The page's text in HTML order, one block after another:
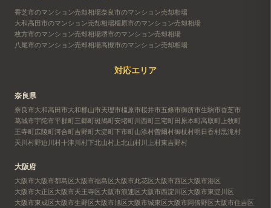
香芝市のマンション売却相場奈良市のマンション売却相場
大和高田市のマンション売却相場橿原市のマンション売却相場
枚方市のマンション売却相場堺市のマンション売却相場
八尾市のマンション売却相場高槻市のマンション売却相場
対応エリア
奈良県
奈良市大和高田市大和郡山市天理市橿原市桜井市五條市御所市生駒市香芝市
葛城市宇陀市平群町三郷町斑鳩町安堵町川西町三宅町田原本町高取町 上牧町
王寺町広陵町河合町吉野町大淀町下市町山添村曽爾村御杖村明日香村黒滝村
天川村野迫川村十津川村下北山村 上北山村川上村東吉野村
大阪府
大阪市大阪市都島区大阪市福島区大阪市此花区大阪市西区大阪市港区
大阪市大正区大阪市天王寺区大阪市浪速区大阪市西淀川区大阪市東淀川区
大阪市東成区大阪市生野区大阪市旭区大阪市城東区大阪市阿倍野区大阪市住吉区